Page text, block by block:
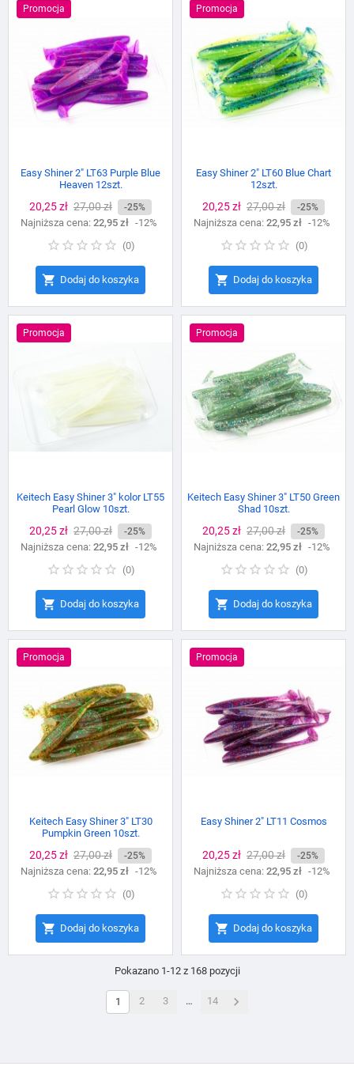
Promocja
Easy Shiner 2" LT63 Purple Blue
Heaven 12szt.
Cena
20,25 zł Cena
podstawowa
27,00 zł -25%
Najniższa cena: 22,95 zł -12%
(0)
 Dodaj do koszyka
Promocja
Easy Shiner 2" LT60 Blue Chart
12szt.
Cena
20,25 zł Cena
podstawowa
27,00 zł -25%
Najniższa cena: 22,95 zł -12%
(0)
 Dodaj do koszyka
Promocja
Keitech Easy Shiner 3" kolor LT55
Pearl Glow 10szt.
Cena
20,25 zł Cena
podstawowa
27,00 zł -25%
Najniższa cena: 22,95 zł -12%
(0)
 Dodaj do koszyka
Promocja
Keitech Easy Shiner 3" LT50 Green
Shad 10szt.
Cena
20,25 zł Cena
podstawowa
27,00 zł -25%
Najniższa cena: 22,95 zł -12%
(0)
 Dodaj do koszyka
Promocja
Keitech Easy Shiner 3" LT30
Pumpkin Green 10szt.
Cena
20,25 zł Cena
podstawowa
27,00 zł -25%
Najniższa cena: 22,95 zł -12%
(0)
 Dodaj do koszyka
Promocja
Easy Shiner 2" LT11 Cosmos
Cena
20,25 zł Cena
podstawowa
27,00 zł -25%
Najniższa cena: 22,95 zł -12%
(0)
 Dodaj do koszyka
Pokazano 1-12 z 168 pozycji
1 2 3 … 14 